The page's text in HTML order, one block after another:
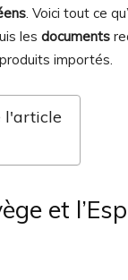
. Voici tout ce
les documents
importés.
l'article
et